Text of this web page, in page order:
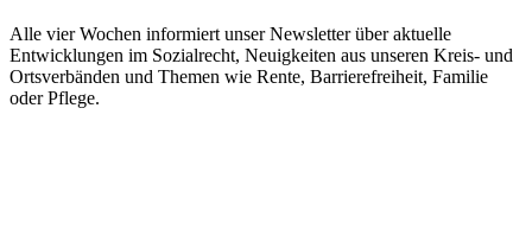
Alle vier Wochen informiert unser Newsletter über aktuelle
Entwicklungen im Sozialrecht, Neuigkeiten aus unseren Kreis- und
Ortsverbänden und Themen wie Rente, Barrierefreiheit, Familie
oder Pflege.